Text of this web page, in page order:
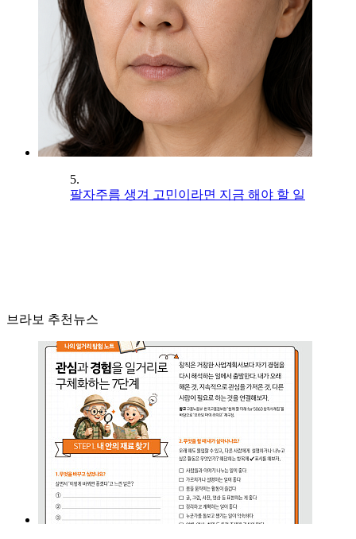
5.
팔자주름 생겨 고민이라면 지금 해야 할 일
브라보 추천뉴스